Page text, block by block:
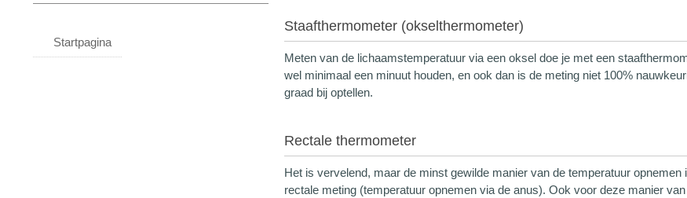
Staafthermometer (okselthermometer)
Meten van de lichaamstemperatuur via een oksel doe je met een
wel minimaal een minuut houden, en ook dan is de meting niet 100%
graad bij optellen.
Rectale thermometer
Het is vervelend, maar de minst gewilde manier van de temperatuur
rectale meting (temperatuur opnemen via de anus). Ook voor deze manier
Startpagina